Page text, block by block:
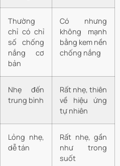
Thường
chỉ có chỉ
số chống
nắng cơ
bản
Có nhưng
không mạnh
bằng kem nền
chống nắng
Nhẹ đến
trung bình
Rất nhẹ, thiên
về hiệu ứng
tự nhiên
Lỏng nhẹ,
dễ tán
Rất nhẹ, gần
như trong
suốt